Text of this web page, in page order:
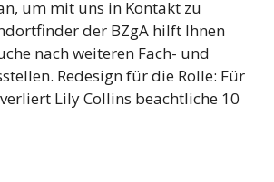
um mit uns in Kontakt zu
der BZgA hilft Ihnen
nach weiteren Fach- und
Redesign für die Rolle: Für
verliert Lily Collins beachtliche 10